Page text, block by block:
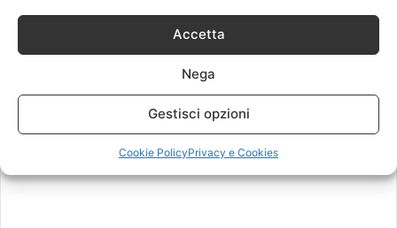
Accetta
Nega
Gestisci opzioni
Cookie PolicyPrivacy e Cookies